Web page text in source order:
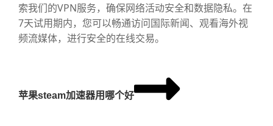
索我们的VPN服务，确保网络活动安全和数据隐私。在
7天试用期内，您可以畅通访问国际新闻、观看海外视
频流媒体，进行安全的在线交易。
苹果steam加速器用哪个好